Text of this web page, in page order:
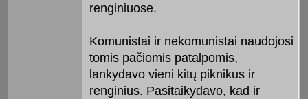
renginiuose.
Komunistai ir nekomunistai naudojosi
tomis pačiomis patalpomis,
lankydavo vieni kitų piknikus ir
renginius. Pasitaikydavo, kad ir